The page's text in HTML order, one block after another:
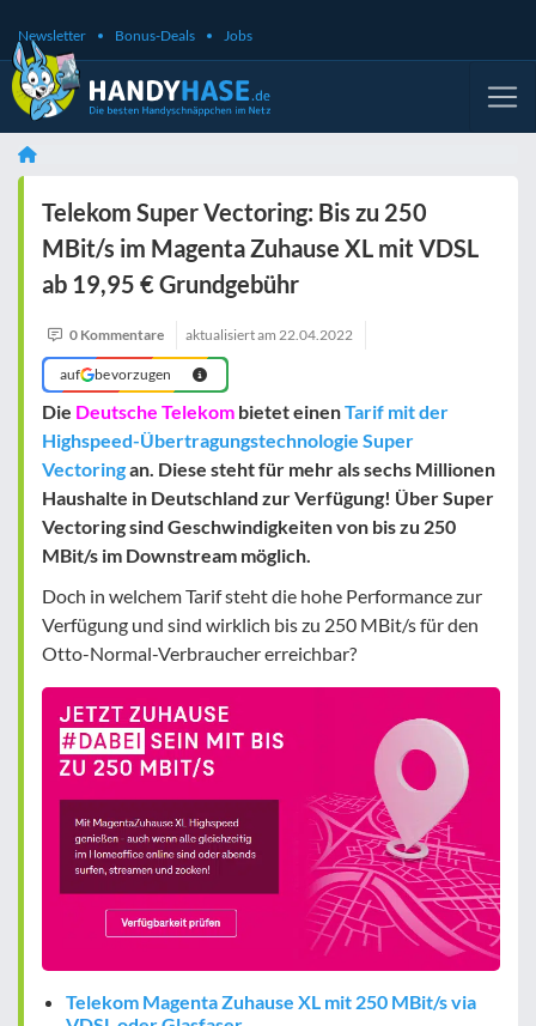
Newsletter Bonus-Deals Jobs
Telekom Super Vectoring: Bis zu 250
MBit/s im Magenta Zuhause XL mit VDSL
ab 19,95 € Grundgebühr
0 Kommentare aktualisiert am 22.04.2022
auf bevorzugen
Die Deutsche Telekom bietet einenTarif mit der
Highspeed-Übertragungstechnologie Super
Vectoringan. Diese steht für mehr als sechs Millionen
Haushalte in Deutschland zur Verfügung! Über Super
Vectoring sind Geschwindigkeiten von bis zu 250
MBit/s im Downstream möglich.
Doch in welchem Tarif steht die hohe Performance zur
Verfügung und sind wirklich bis zu 250 MBit/s für den
Otto-Normal-Verbraucher erreichbar?
Telekom Magenta Zuhause XL mit 250 MBit/s via